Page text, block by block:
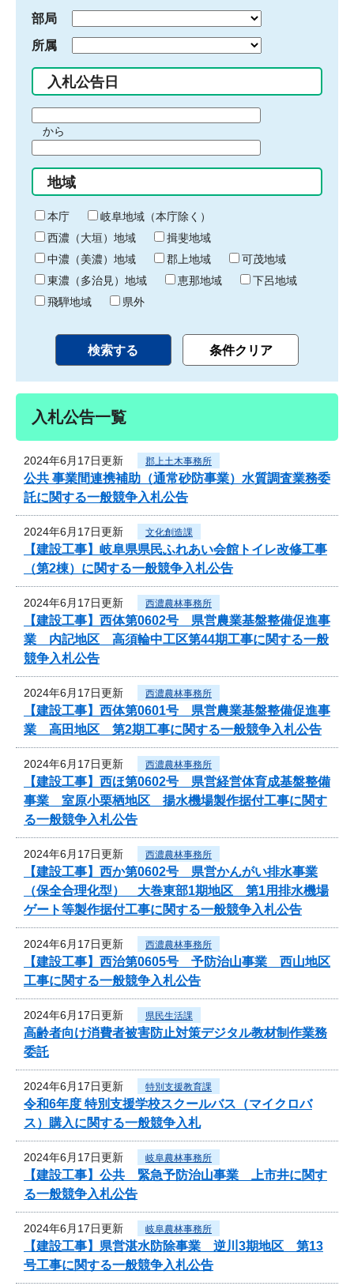
部局
所属
入札公告日
間
始
り
から
間
終
わ
り
地域
本庁
岐阜地域（本庁除く）
西濃（大垣）地域
揖斐地域
中濃（美濃）地域
郡上地域
可茂地域
東濃（多治見）地域
恵那地域
下呂地域
飛騨地域
県外
入札公告一覧
2024年6月17日更新 郡上土木事務所
公共 事業間連携補助（通常砂防事業）水質調査業務委
託に関する一般競争入札公告
2024年6月17日更新 文化創造課
【建設工事】岐阜県県民ふれあい会館トイレ改修工事
（第2棟）に関する一般競争入札公告
2024年6月17日更新 西濃農林事務所
【建設工事】西体第0602号 県営農業基盤整備促進事
業 内記地区 高須輪中工区第44期工事に関する一般
競争入札公告
2024年6月17日更新 西濃農林事務所
【建設工事】西体第0601号 県営農業基盤整備促進事
業 高田地区 第2期工事に関する一般競争入札公告
2024年6月17日更新 西濃農林事務所
【建設工事】西ほ第0602号 県営経営体育成基盤整備
事業 室原小栗栖地区 揚水機場製作据付工事に関す
る一般競争入札公告
2024年6月17日更新 西濃農林事務所
【建設工事】西か第0602号 県営かんがい排水事業
（保全合理化型） 大巻東部1期地区 第1用排水機場
ゲート等製作据付工事に関する一般競争入札公告
2024年6月17日更新 西濃農林事務所
【建設工事】西治第0605号 予防治山事業 西山地区
工事に関する一般競争入札公告
2024年6月17日更新 県民生活課
高齢者向け消費者被害防止対策デジタル教材制作業務
委託
2024年6月17日更新 特別支援教育課
令和6年度 特別支援学校スクールバス（マイクロバ
ス）購入に関する一般競争入札
2024年6月17日更新 岐阜農林事務所
【建設工事】公共 緊急予防治山事業 上市井に関す
る一般競争入札公告
2024年6月17日更新 岐阜農林事務所
【建設工事】県営湛水防除事業 逆川3期地区 第13
号工事に関する一般競争入札公告